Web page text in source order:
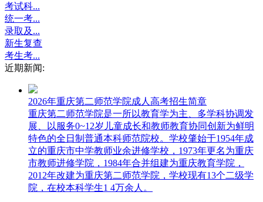
考试科...
统一考...
录取及...
新生复查
考生考...
近期新闻:
2026年重庆第二师范学院成人高考招生简章
重庆第二师范学院是一所以教育学为主、多学科协调发
展、以服务0~12岁儿童成长和教师教育协同创新为鲜明
特色的全日制普通本科师范院校。学校肇始于1954年成
立的重庆市中学教师业余进修学校，1973年更名为重庆
市教师进修学院，1984年合并组建为重庆教育学院，
2012年改建为重庆第二师范学院，学校现有13个二级学
院，在校本科学生1 4万余人。